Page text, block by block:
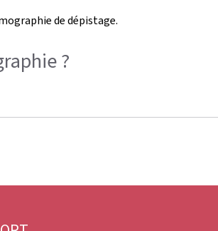
de dépistage.
?